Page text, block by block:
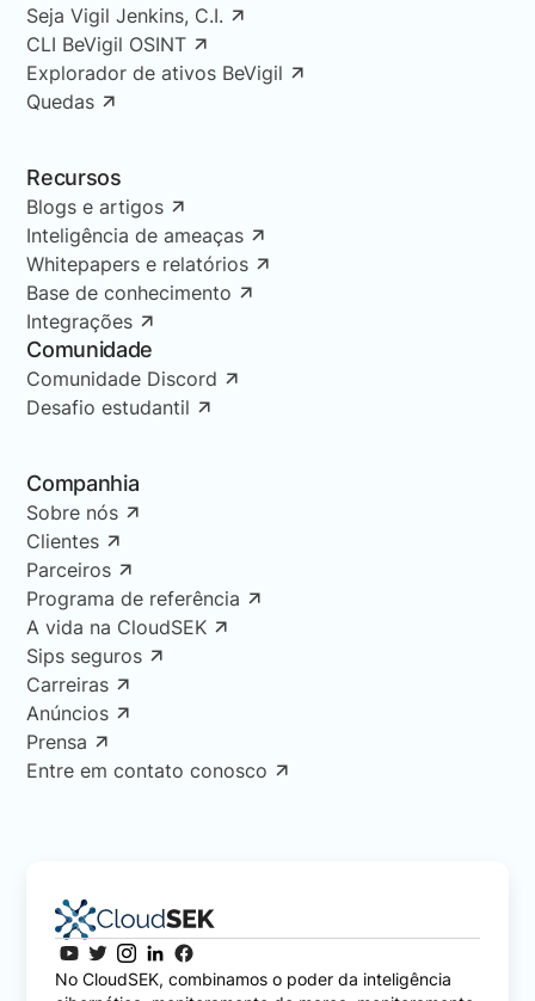
Seja Vigil Jenkins, C.I.
CLI BeVigil OSINT
Explorador de ativos BeVigil
Quedas
Recursos
Blogs e artigos
Inteligência de ameaças
Whitepapers e relatórios
Base de conhecimento
Integrações
Comunidade
Comunidade Discord
Desafio estudantil
Companhia
Sobre nós
Clientes
Parceiros
Programa de referência
A vida na CloudSEK
Sips seguros
Carreiras
Anúncios
Prensa
Entre em contato conosco
No CloudSEK, combinamos o poder da inteligência